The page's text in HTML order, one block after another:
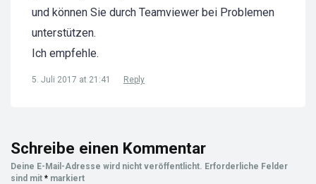
und können Sie durch Teamviewer bei Problemen
unterstützen.
Ich empfehle.
5. Juli 2017 at 21:41 Reply
Schreibe einen Kommentar
Deine E-Mail-Adresse wird nicht veröffentlicht. Erforderliche Felder
sind mit * markiert